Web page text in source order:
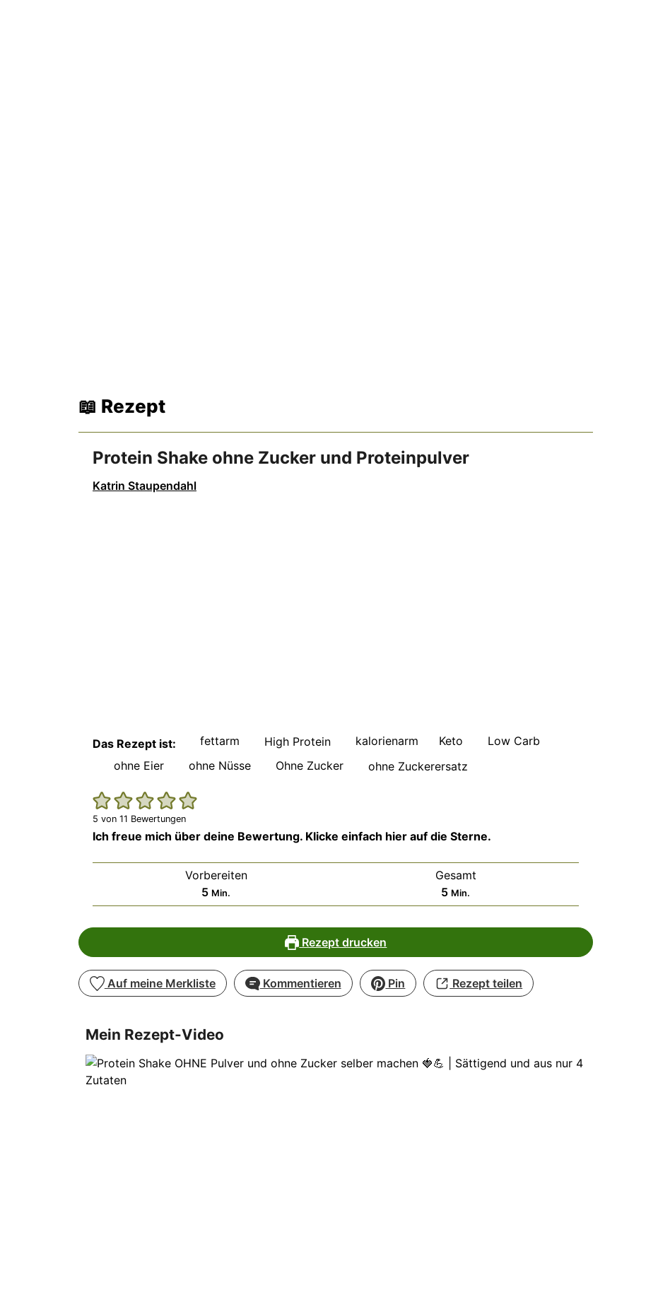
📖 Rezept
Protein Shake ohne Zucker und Proteinpulver
Katrin Staupendahl
Das Rezept ist: fettarm High Protein kalorienarm Keto
Low Carb
ohne Eier
ohne Nüsse Ohne Zucker ohne Zuckerersatz
5 von 11 Bewertungen
Ich freue mich über deine Bewertung. Klicke einfach hier auf die Sterne.
Vorbereiten
5Minuten
Min.
Gesamt
5Minuten
Min.
Rezept drucken
Auf meine Merkliste Kommentieren Pin Rezept teilen
Mein Rezept-Video